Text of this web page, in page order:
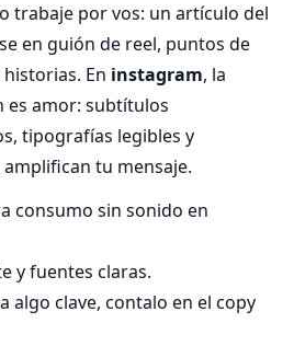
trabaje por vos: un artículo del
en guión de reel, puntos de
En instagram, la
es amor: subtítulos
tipografías legibles y
tu mensaje.
consumo sin sonido en
y fuentes claras.
algo clave, contalo en el copy